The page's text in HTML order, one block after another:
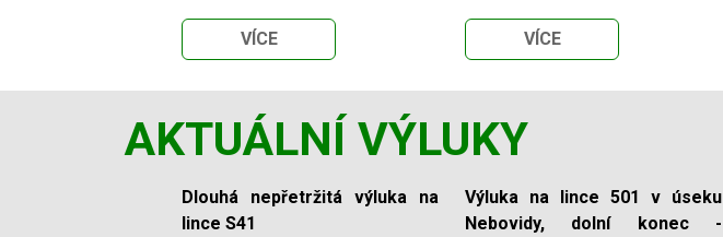
VÍCE VÍCE
AKTUÁLNÍ VÝLUKY
Slide 1 of 11
Dlouhá nepřetržitá výluka na
lince S41
Výluka na lince 501 v úseku
Nebovidy, dolní konec -